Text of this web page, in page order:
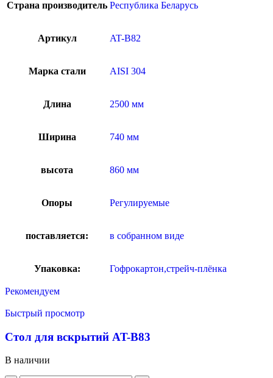
Страна производитель Республика Беларусь
Артикул AT-B82
Марка стали AISI 304
Длина 2500 мм
Ширина 740 мм
высота 860 мм
Опоры Регулируемые
поставляется: в собранном виде
Упаковка: Гофрокартон,стрейч-плёнка
Рекомендуем
Быстрый просмотр
Стол для вскрытий AT-B83
В наличии